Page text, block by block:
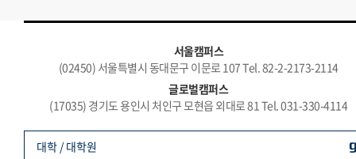
서울캠퍼스
(02450) 서울특별시 동대문구 이문로 107 Tel. 82-2-2173-2114
글로벌캠퍼스
(17035) 경기도 용인시 처인구 모현읍 외대로 81 Tel. 031-330-4114
대학 / 대학원